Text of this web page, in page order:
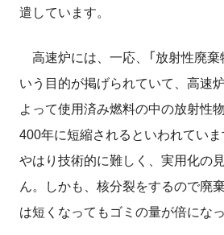
遣しています。
高速炉には、一応、「放射性廃棄
いう目的が掲げられていて、高速
よって使用済み燃料の中の放射性
400年に短縮されるといわれてい
やはり技術的に難しく、実用化の
ん。しかも、核分裂をするので廃
は短くなってもゴミの量が倍にな